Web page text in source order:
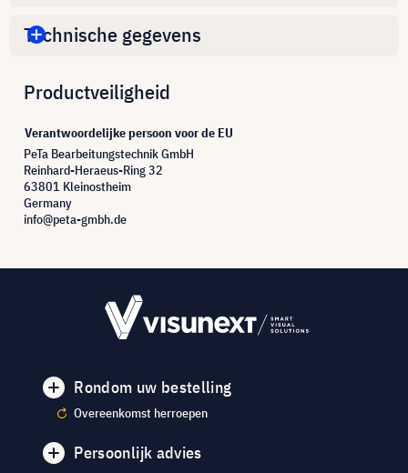
Technische gegevens
Productveiligheid
Verantwoordelijke persoon voor de EU
PeTa Bearbeitungstechnik GmbH
Reinhard-Heraeus-Ring 32
63801 Kleinostheim
Germany
info@peta-gmbh.de
Rondom uw bestelling
Overeenkomst herroepen
Persoonlijk advies